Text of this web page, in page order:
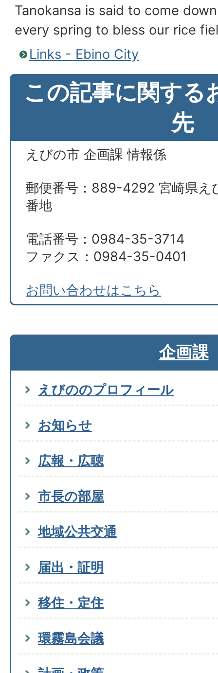
Tanokansa is said to come
every spring to bless our rice
Links - Ebino City
この記事に関する
先
えびの市 企画課 情報係
郵便番号：889-4292 宮崎県え
番地
電話番号：0984-35-3714
ファクス：0984-35-0401
お問い合わせはこちら
企画課
えびののプロフィール
お知らせ
広報・広聴
市長の部屋
地域公共交通
届出・証明
移住・定住
環霧島会議